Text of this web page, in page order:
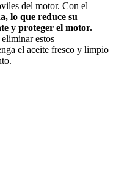
del motor. Con el
lo que reduce su
y proteger el motor.
estos
el aceite fresco y limpio